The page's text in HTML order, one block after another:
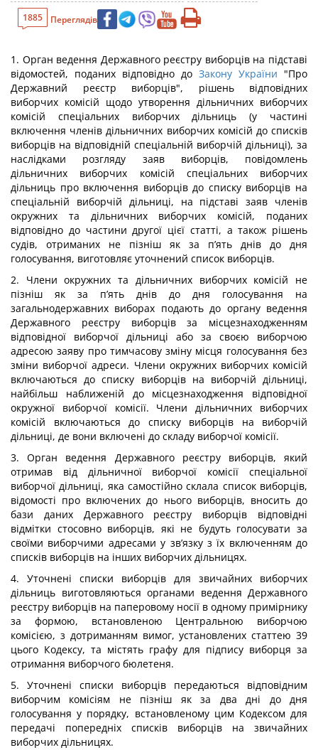
1885 Переглядів
1. Орган ведення Державного реєстру виборців на підставі
відомостей, поданих відповідно до Закону України "Про
Державний реєстр виборців", рішень відповідних
виборчих комісій щодо утворення дільничних виборчих
комісій спеціальних виборчих дільниць (у частині
включення членів дільничних виборчих комісій до списків
виборців на відповідній спеціальній виборчій дільниці), за
наслідками розгляду заяв виборців, повідомлень
дільничних виборчих комісій спеціальних виборчих
дільниць про включення виборців до списку виборців на
спеціальній виборчій дільниці, на підставі заяв членів
окружних та дільничних виборчих комісій, поданих
відповідно до частини другої цієї статті, а також рішень
судів, отриманих не пізніш як за п’ять днів до дня
голосування, виготовляє уточнений список виборців.
2. Члени окружних та дільничних виборчих комісій не
пізніш як за п’ять днів до дня голосування на
загальнодержавних виборах подають до органу ведення
Державного реєстру виборців за місцезнаходженням
відповідної виборчої дільниці або за своєю виборчою
адресою заяву про тимчасову зміну місця голосування без
зміни виборчої адреси. Члени окружних виборчих комісій
включаються до списку виборців на виборчій дільниці,
найбільш наближеній до місцезнаходження відповідної
окружної виборчої комісії. Члени дільничних виборчих
комісій включаються до списку виборців на виборчій
дільниці, де вони включені до складу виборчої комісії.
3. Орган ведення Державного реєстру виборців, який
отримав від дільничної виборчої комісії спеціальної
виборчої дільниці, яка самостійно склала список виборців,
відомості про включених до нього виборців, вносить до
бази даних Державного реєстру виборців відповідні
відмітки стосовно виборців, які не будуть голосувати за
своїми виборчими адресами у зв’язку з їх включенням до
списків виборців на інших виборчих дільницях.
4. Уточнені списки виборців для звичайних виборчих
дільниць виготовляються органами ведення Державного
реєстру виборців на паперовому носії в одному примірнику
за формою, встановленою Центральною виборчою
комісією, з дотриманням вимог, установлених статтею 39
цього Кодексу, та містять графу для підпису виборця за
отримання виборчого бюлетеня.
5. Уточнені списки виборців передаються відповідним
виборчим комісіям не пізніш як за два дні до дня
голосування у порядку, встановленому цим Кодексом для
передачі попередніх списків виборців на звичайних
виборчих дільницях.